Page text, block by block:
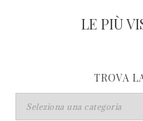
LE PIÙ
TROVA